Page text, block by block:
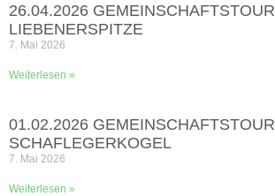
26.04.2026 GEMEINSCHAFTSTOUR
LIEBENERSPITZE
7. Mai 2026
Weiterlesen »
01.02.2026 GEMEINSCHAFTSTOUR
SCHAFLEGERKOGEL
7. Mai 2026
Weiterlesen »